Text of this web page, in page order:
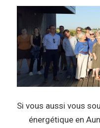
Si vous aussi vous
énergétique en